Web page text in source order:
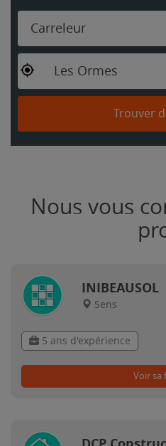
Carreleur
Les Ormes
Trouver
Nous vous
INIBEAUSOL
Sens
5 ans d'expérience
Voir sa